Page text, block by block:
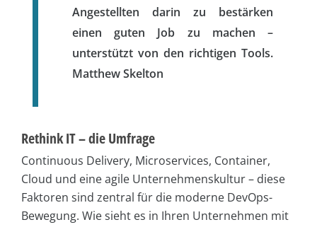
Angestellten darin zu bestärken
einen guten Job zu machen –
unterstützt von den richtigen Tools.
Matthew Skelton
Rethink IT – die Umfrage
Continuous Delivery, Microservices, Container,
Cloud und eine agile Unternehmenskultur – diese
Faktoren sind zentral für die moderne DevOps-
Bewegung. Wie sieht es in Ihren Unternehmen mit